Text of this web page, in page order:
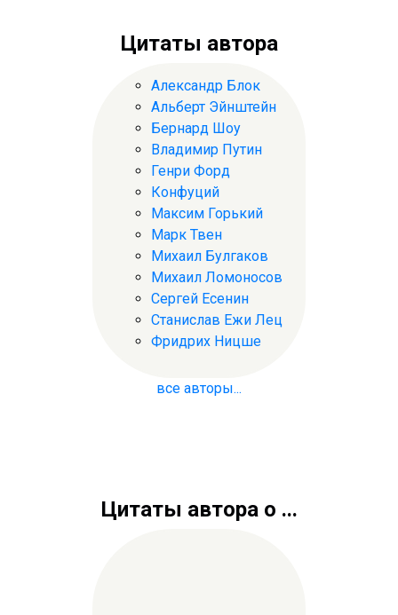
Цитаты автора
Александр Блок
Альберт Эйнштейн
Бернард Шоу
Владимир Путин
Генри Форд
Конфуций
Максим Горький
Марк Твен
Михаил Булгаков
Михаил Ломоносов
Сергей Есенин
Станислав Ежи Лец
Фридрих Ницше
все авторы...
Цитаты автора о ...